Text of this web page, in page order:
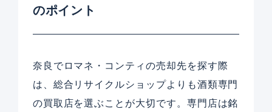
のポイント
奈良でロマネ・コンティの売却先を探す際
は、総合リサイクルショップよりも酒類専門
の買取店を選ぶことが大切です。専門店は銘